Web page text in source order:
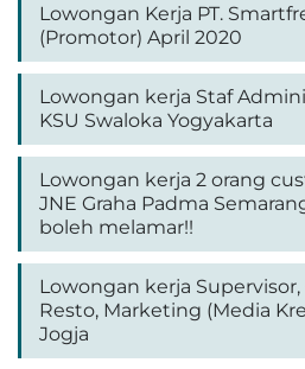
Lowongan Kerja PT.
(Promotor) April 2020
Lowongan kerja Staf
KSU Swaloka Yogyakarta
Lowongan kerja 2 orang
JNE Graha Padma
boleh melamar!!
Lowongan kerja
Resto, Marketing (Media
Jogja